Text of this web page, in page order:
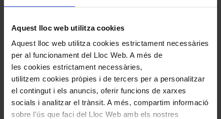
Aquest lloc web utilitza cookies
Aquest lloc web utilitza cookies estrictament necessàries
per al funcionament del Lloc Web. A més de
les cookies estrictament necessàries,
utilitzem cookies pròpies i de tercers per a personalitzar
el contingut i els anuncis, oferir funcions de xarxes
socials i analitzar el trànsit. A més, compartim informació
sobre l'ús que faci del Lloc Web amb els nostres
Guinovart, la Cobla Marinada iniciarà el
concert amb les peces catalanes que van ser
escoltades per tres compositors claus del segle
XX: Igor Stravinsky, Richard Strauss i Manuel
Rosa del Folló
Lamote de Grignon, Records de ma terrade
Josep Serra i Bonal,Davant de la Verge d’Enric